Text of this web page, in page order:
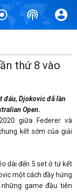
thứ 8 vào
đấu, Djokovic đã lần
Open.
giữa Federer và
kết sớm của giải
dài đến 5 set ở tứ kết
một cách đầy hứng
game đầu tiên